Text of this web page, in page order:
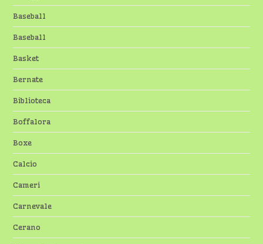
Baseball
Baseball
Basket
Bernate
Biblioteca
Boffalora
Boxe
Calcio
Cameri
Carnevale
Cerano